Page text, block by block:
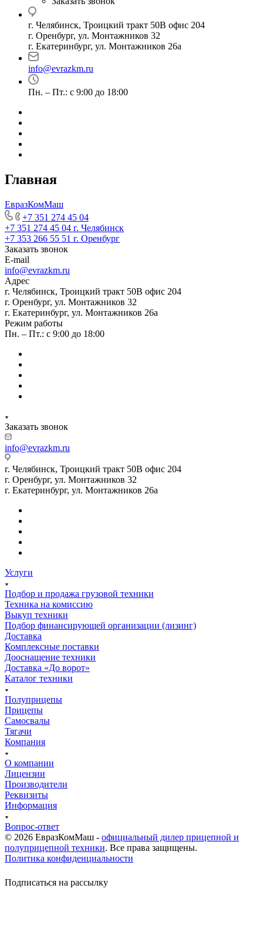
г. Челябинск, Троицкий тракт 50В офис 204
г. Оренбург, ул. Монтажников 32
г. Екатеринбург, ул. Монтажников 26а
info@evrazkm.ru
Пн. – Пт.: с 9:00 до 18:00
Главная
ЕвразКомМаш
+7 351 274 45 04
+7 351 274 45 04 г. Челябинск
+7 353 266 55 51 г. Оренбург
Заказать звонок
E-mail
info@evrazkm.ru
Адрес
г. Челябинск, Троицкий тракт 50В офис 204
г. Оренбург, ул. Монтажников 32
г. Екатеринбург, ул. Монтажников 26а
Режим работы
Пн. – Пт.: с 9:00 до 18:00
Заказать звонок
info@evrazkm.ru
г. Челябинск, Троицкий тракт 50В офис 204
г. Оренбург, ул. Монтажников 32
г. Екатеринбург, ул. Монтажников 26а
Услуги
Подбор и продажа грузовой техники
Техника на комиссию
Выкуп техники
Подбор финансирующей организации (лизинг)
Доставка
Комплексные поставки
Дооснащение техники
Доставка «До ворот»
Каталог техники
Полуприцепы
Прицепы
Самосвалы
Тягачи
Компания
О компании
Лицензии
Производители
Реквизиты
Информация
Вопрос-ответ
© 2026 ЕвразКомМаш - официальный дилер прицепной и
полуприцепной техники. Все права защищены.
Политика конфиденциальности
Подписаться на рассылку